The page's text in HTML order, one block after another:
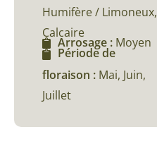
Humifère / Limoneux,
Calcaire
Arrosage : Moyen
Période de
floraison : Mai, Juin,
Juillet